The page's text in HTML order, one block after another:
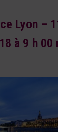
Lyon –
à 9 h 00